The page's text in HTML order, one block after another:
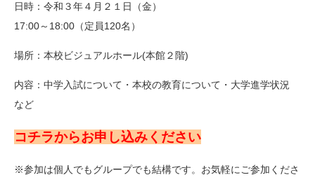
日時：令和３年４月２１日（金）
17:00～18:00（定員120名）
場所：本校ビジュアルホール(本館２階)
内容：中学入試について・本校の教育について・大学進学状況
など
コチラからお申し込みください
※参加は個人でもグループでも結構です。お気軽にご参加くださ